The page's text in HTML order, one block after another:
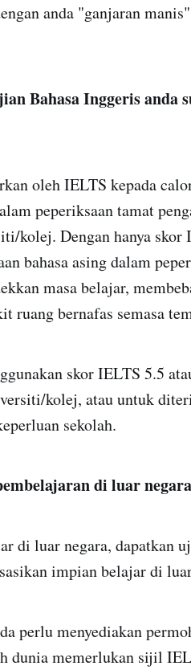
anda "ganjaran
Bahasa Inggeris anda
oleh IELTS kepada
peperiksaan tamat
kolej. Dengan hanya
bahasa asing dalam
masa belajar,
ruang bernafas semasa
skor IELTS 5.5
kolej, atau untuk
sekolah.
di luar
di luar negara, dapatkan
impian belajar di
perlu menyediakan
dunia memerlukan sijil